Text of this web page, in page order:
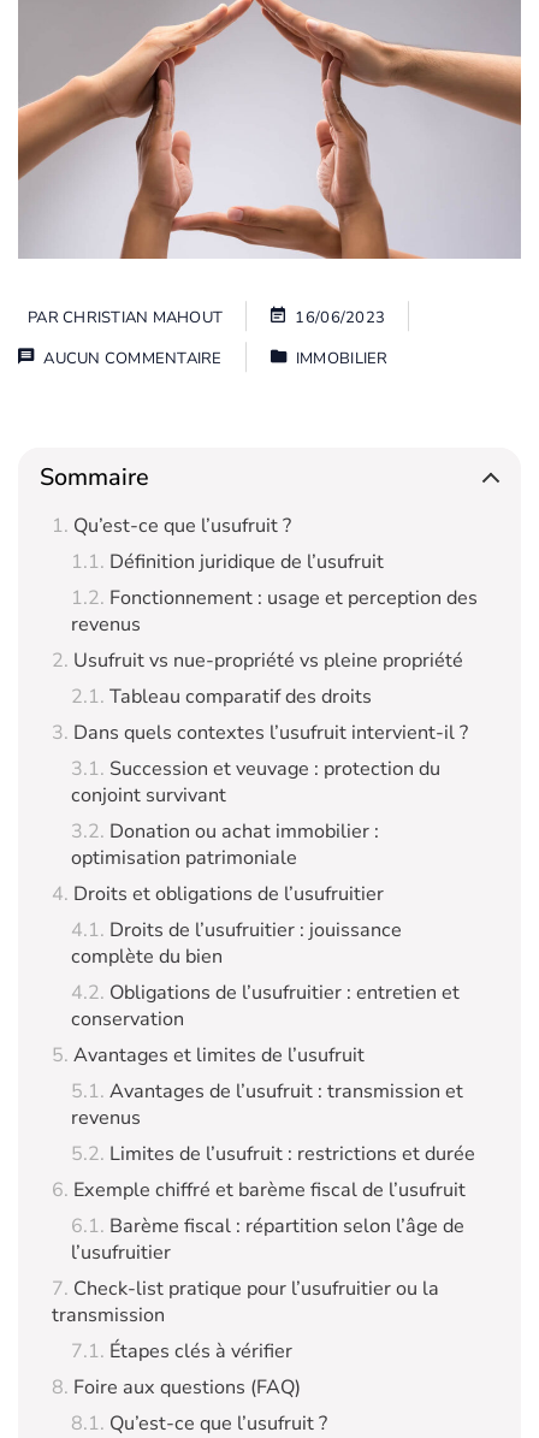
PARCHRISTIAN MAHOUT
16/06/2023
AUCUN COMMENTAIRE
IMMOBILIER
Sommaire
Qu’est-ce que l’usufruit ?
Définition juridique de l’usufruit
Fonctionnement : usage et perception des
revenus
Usufruit vs nue-propriété vs pleine propriété
Tableau comparatif des droits
Dans quels contextes l’usufruit intervient-il ?
Succession et veuvage : protection du
conjoint survivant
Donation ou achat immobilier :
optimisation patrimoniale
Droits et obligations de l’usufruitier
Droits de l’usufruitier : jouissance
complète du bien
Obligations de l’usufruitier : entretien et
conservation
Avantages et limites de l’usufruit
Avantages de l’usufruit : transmission et
revenus
Limites de l’usufruit : restrictions et durée
Exemple chiffré et barème fiscal de l’usufruit
Barème fiscal : répartition selon l’âge de
l’usufruitier
Check-list pratique pour l’usufruitier ou la
transmission
Étapes clés à vérifier
Foire aux questions (FAQ)
Qu’est-ce que l’usufruit ?